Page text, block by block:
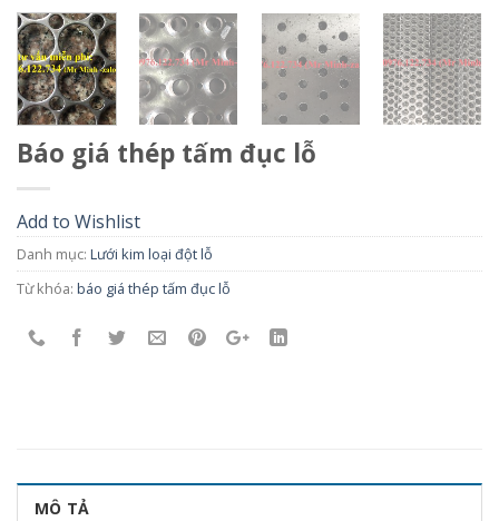
Báo giá thép tấm đục lỗ
Add to Wishlist
Danh mục: Lưới kim loại đột lỗ
Từ khóa: báo giá thép tấm đục lỗ
MÔ TẢ